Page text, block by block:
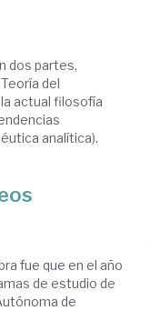
dos partes,
del
actual filosofía
analítica).
fue que en el año
de estudio de
de